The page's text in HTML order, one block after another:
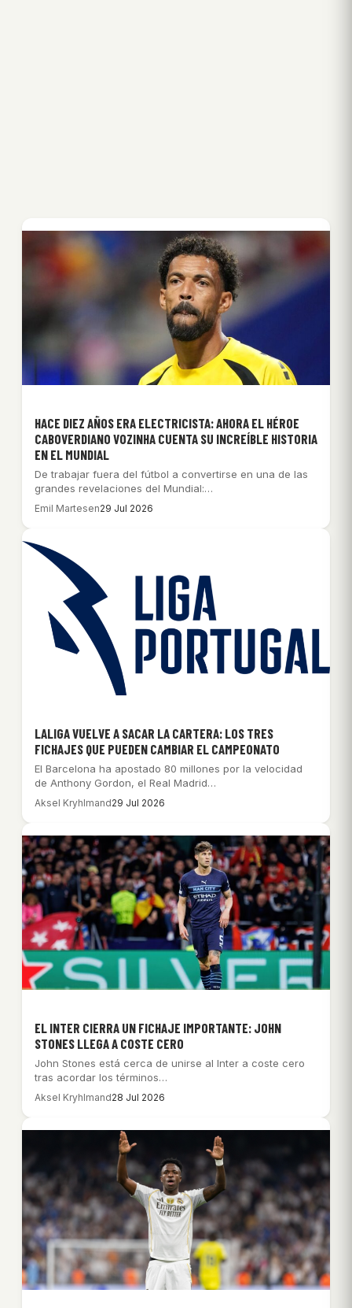
HACE DIEZ AÑOS ERA ELECTRICISTA: AHORA EL HÉROE
CABOVERDIANO VOZINHA CUENTA SU INCREÍBLE HISTORIA
EN EL MUNDIAL
De trabajar fuera del fútbol a convertirse en una de las
grandes revelaciones del Mundial:…
Emil Martesen29 Jul 2026
LALIGA VUELVE A SACAR LA CARTERA: LOS TRES
FICHAJES QUE PUEDEN CAMBIAR EL CAMPEONATO
El Barcelona ha apostado 80 millones por la velocidad
de Anthony Gordon, el Real Madrid…
Aksel Kryhlmand29 Jul 2026
EL INTER CIERRA UN FICHAJE IMPORTANTE: JOHN
STONES LLEGA A COSTE CERO
John Stones está cerca de unirse al Inter a coste cero
tras acordar los términos…
Aksel Kryhlmand28 Jul 2026